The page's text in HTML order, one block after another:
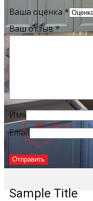
Sample Title
Ваша оценка *
Ваш отзыв*
Имя
Email